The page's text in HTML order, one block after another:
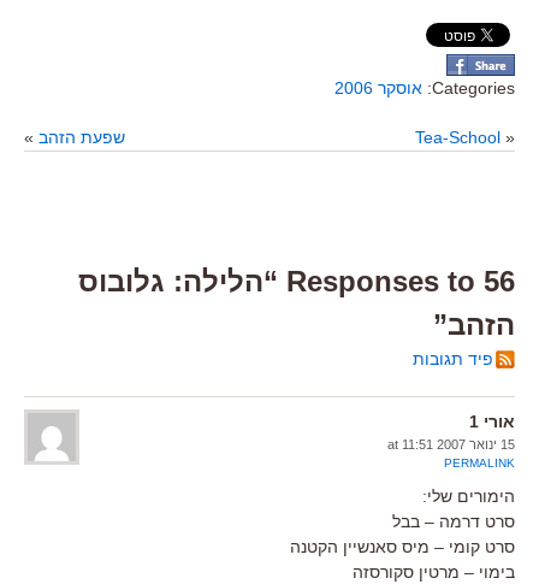
Categories: אוסקר 2006
«
Tea-School שפעת הזהב »
56 Responses to “הלילה: גלובוס
הזהב”
פיד תגובות
אורי 1
15 ינואר 2007 at 11:51
PERMALINK
הימורים שלי:
סרט דרמה – בבל
סרט קומי – מיס סאנשיין הקטנה
בימוי – מרטין סקורסזה